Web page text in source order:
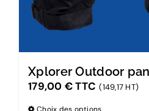
Xplorer Outdoor
179,00 €TTC (149,17 HT)